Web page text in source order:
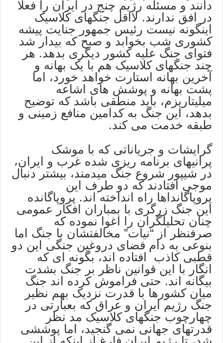
دانند و مسئله رژیم چنج در ایران را فعلا
در افق ندارند. لااقل جنگهای کلاسیک
اینگونه نیست رئیس جمهور جنایت پیشه
کشوری شب بخوابد و صبح که بیدار شد
فتوای جنگ علیه کشور دیگری بدهد. هر
چند جنگهای کلاسیک هم با یک بهانه و
آخرین بهانه استارت خواهد خورد، اما
پشت بهانه و پوشش های اشاعه
میلیتاریزم، باید منطقی باشد که توضیح
بدهد، این جنگ به کدامین منافع زمینی و
طبقه خدمت می کند.
گرایشات و جریاناتی که با موشک
پرانیهای برنامه ریزی شده غرب و ایران،
در شیپور شروع جنگ میدمند، بیشتر دنبال
موجی افتادند که دو طرف این
پروپاگانداها راه انداخته اند. پروپاگانده
این جنگ زرگری با بمباران افکار عمومی
چنان تحلیلگران را اغوا نموده که
صرفنظر از “نیات” مخالفتشان با جنگ اما
بنوعی به دام فضای دروغین جنگی این دو
قطبی کاذب افتاده اند، بگونه ای که
انگار با این قوانین ناظر بر جنگ بشدت
بیگانه اند. حتی فراموش کرده اند جنگ
میان کشورها با قدرت نزدیک بهم نظیر
جنگ رژیم ایران و عراق که بعبارتی در
چهارچوب جنگهای کلاسیک مد نظر
قدرتهای جهانی نمی گنجید، اما پوششی